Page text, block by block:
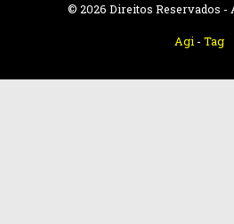
© 2026 Direitos Reservados -
Agi - Tag